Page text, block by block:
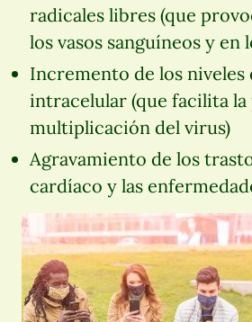
radicales libres (que
los vasos sanguíneos y en
Incremento de los niveles
intracelular (que facilita
multiplicación del virus)
Agravamiento de los
cardíaco y las